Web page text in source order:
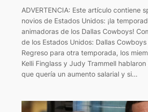
ADVERTENCIA: Este artículo contiene
novios de Estados Unidos: ¡la
animadoras de los Dallas Cowboys!
de los Estados Unidos: Dallas
Regreso para otra temporada, los
Kelli Finglass y Judy Trammell
que quería un aumento salarial y si…